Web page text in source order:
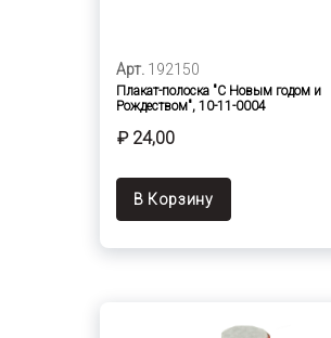
Арт. 192150
Плакат-полоска "С Новым годом и
Рождеством", 10-11-0004
₽ 24,00
В Корзину